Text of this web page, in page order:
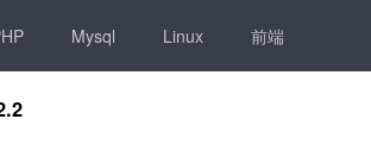
Mysql Linux 前端